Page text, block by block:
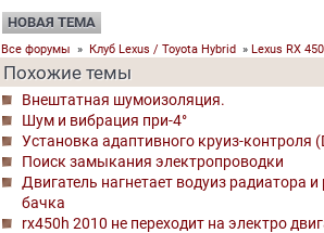
НОВАЯ ТЕМА
Все форумы » Клуб Lexus / Toyota Hybrid » Lexus RX
Похожие темы
Внештатная шумоизоляция.
Шум и вибрация при-4°
Установка адаптивного круиз-контроля
Поиск замыкания электропроводки
Двигатель нагнетает водуиз радиатора
бачка
rx450h 2010 не переходит на электро